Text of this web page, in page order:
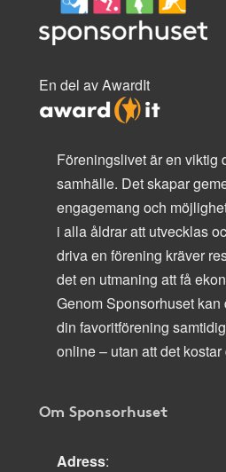
En del av AwardIt
Föreningslivet är en viktig
samhälle. Det skapar
engagemang och
i alla åldrar att utvecklas
driva en förening kräver
det en utmaning att få
Genom Sponsorhuset kan
din favoritförening
online – utan att det
Om Sponsorhuset
Adress: